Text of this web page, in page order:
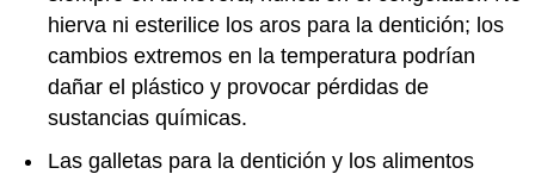
hierva ni esterilice los aros para la dentición; los
cambios extremos en la temperatura podrían
dañar el plástico y provocar pérdidas de
sustancias químicas.
Las galletas para la dentición y los alimentos